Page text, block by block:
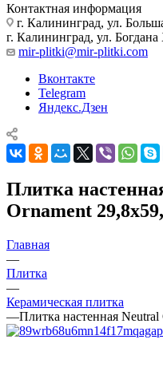
Контактная информация
г. Калининград, ул.
г. Калининград, ул.
mir-plitki@mir-plitki.com
Вконтакте
Telegram
Яндекс.Дзен
Плитка
Ornament
Главная
—
Плитка
—
Керамическая плитка
—Плитка настенная